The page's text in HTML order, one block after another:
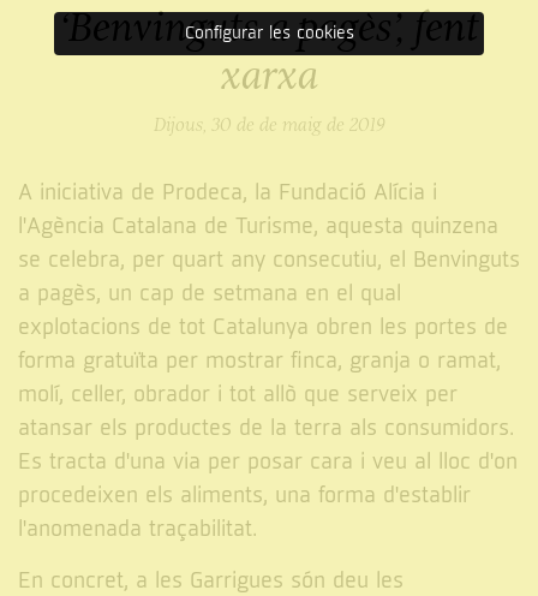
‘Benvinguts a pagès’, fent
xarxa
Dijous, 30 de de maig de 2019
A iniciativa de Prodeca, la Fundació Alícia i
l'Agència Catalana de Turisme, aquesta quinzena
se celebra, per quart any consecutiu, el Benvinguts
a pagès, un cap de setmana en el qual
explotacions de tot Catalunya obren les portes de
forma gratuïta per mostrar finca, granja o ramat,
molí, celler, obrador i tot allò que serveix per
atansar els productes de la terra als consumidors.
Es tracta d'una via per posar cara i veu al lloc d'on
procedeixen els aliments, una forma d'establir
l'anomenada traçabilitat.
En concret, a les Garrigues són deu les
Configurar les cookies